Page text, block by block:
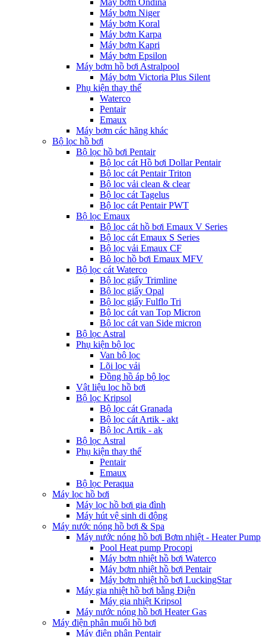
Máy bơm Ondina
Máy bơm Niger
Máy bơm Koral
Máy bơm Karpa
Máy bơm Kapri
Máy bơm Epsilon
Máy bơm hồ bơi Astralpool
Máy bơm Victoria Plus Silent
Phụ kiện thay thế
Waterco
Pentair
Emaux
Máy bơm các hãng khác
Bộ lọc hồ bơi
Bộ lọc hồ bơi Pentair
Bộ lọc cát Hồ bơi Dollar Pentair
Bộ lọc cát Pentair Triton
Bộ lọc vải clean & clear
Bộ lọc cát Tagelus
Bộ lọc cát Pentair PWT
Bộ lọc Emaux
Bộ lọc cát hồ bơi Emaux V Series
Bộ lọc cát Emaux S Series
Bộ lọc vải Emaux CF
Bô lọc hồ bơi Emaux MFV
Bộ lọc cát Waterco
Bộ lọc giấy Trimline
Bộ lọc giấy Opal
Bộ lọc giấy Fulflo Tri
Bộ lọc cát van Top Micron
Bộ lọc cát van Side micron
Bộ lọc Astral
Phụ kiện bộ lọc
Van bộ lọc
Lõi lọc vải
Đồng hồ áp bộ lọc
Vật liệu lọc hồ bơi
Bộ lọc Kripsol
Bộ lọc cát Granada
Bộ lọc cát Artik - akt
Bộ lọc Artik - ak
Bộ lọc Astral
Phụ kiện thay thế
Pentair
Emaux
Bộ lọc Peraqua
Máy lọc hồ bơi
Máy lọc hồ bơi gia đình
Máy hút vệ sinh di động
Máy nước nóng hồ bơi & Spa
Máy nước nóng hồ bơi Bơm nhiệt - Heater Pump
Pool Heat pump Procopi
Máy bơm nhiệt hồ bơi Waterco
Máy bơm nhiệt hồ bơi Pentair
Máy bơm nhiệt hồ bơi LuckingStar
Máy gia nhiệt hồ bơi bằng Điện
Máy gia nhiệt Kripsol
Máy nước nóng hồ bơi Heater Gas
Máy điện phân muối hồ bơi
Máy điện phân Pentair